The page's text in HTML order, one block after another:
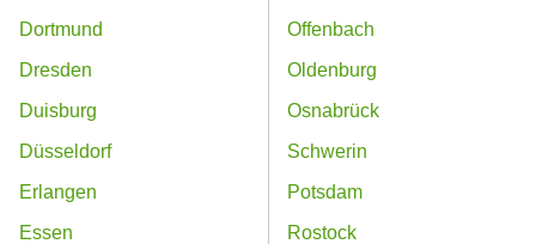
Dortmund
Dresden
Duisburg
Düsseldorf
Erlangen
Essen
Offenbach
Oldenburg
Osnabrück
Schwerin
Potsdam
Rostock